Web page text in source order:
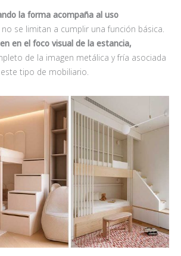
la forma acompaña al uso
se limitan a cumplir una función básica.
en el foco visual de la estancia,
de la imagen metálica y fría asociada
tipo de mobiliario.